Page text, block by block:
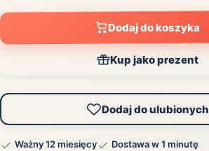
Dodaj do koszyka
Kup jako prezent
Dodaj do ulubionych
Ważny 12 miesięcy Dostawa w 1 minutę